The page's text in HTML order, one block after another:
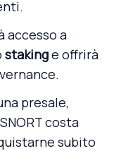
accesso a
stakinge offrirà
presale,
costa
subito